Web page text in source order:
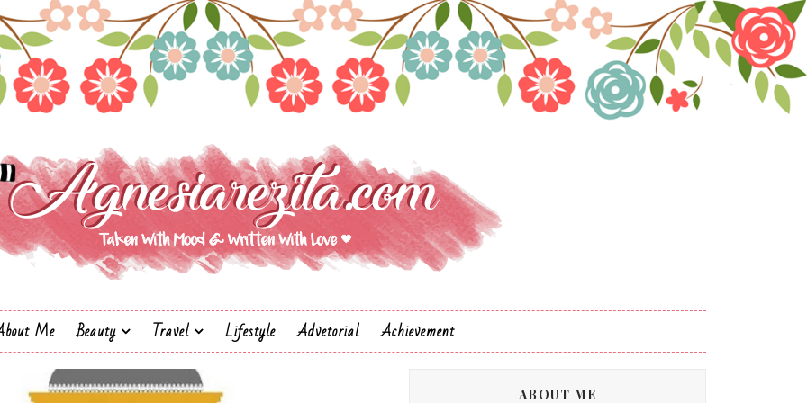
Me Beauty Travel Lifestyle Advetorial Achievement
ABOUT ME